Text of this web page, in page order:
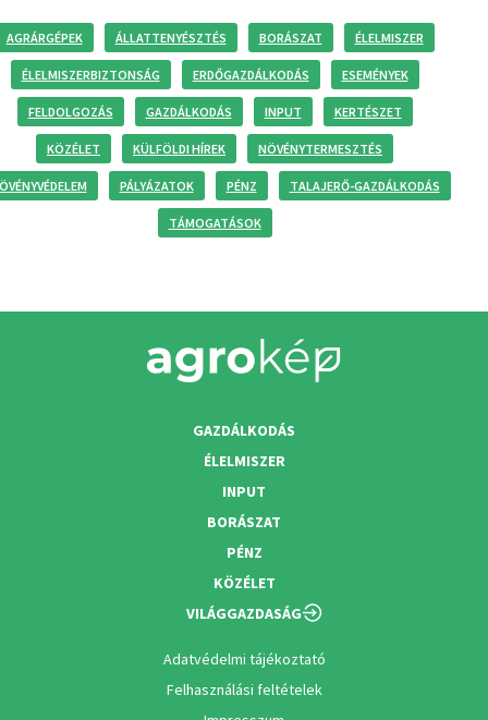
AGRÁRGÉPEK ÁLLATTENYÉSZTÉS BORÁSZAT ÉLELMISZER
ÉLELMISZERBIZTONSÁG ERDŐGAZDÁLKODÁS ESEMÉNYEK
FELDOLGOZÁS GAZDÁLKODÁS INPUT KERTÉSZET
KÖZÉLET KÜLFÖLDI HÍREK NÖVÉNYTERMESZTÉS
PÁLYÁZATOK PÉNZ TALAJERŐ-GAZDÁLKODÁS
TÁMOGATÁSOK
GAZDÁLKODÁS
ÉLELMISZER
INPUT
BORÁSZAT
PÉNZ
KÖZÉLET
VILÁGGAZDASÁG
Adatvédelmi tájékoztató
Felhasználási feltételek